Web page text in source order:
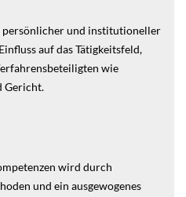
persönlicher und institutioneller
auf das Tätigkeitsfeld,
wie
Gericht.
wird durch
und ein ausgewogenes